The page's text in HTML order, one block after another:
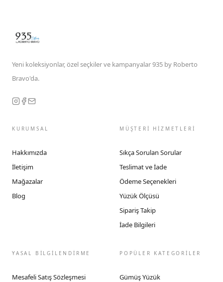
Yeni koleksiyonlar, özel seçkiler ve kampanyalar 935 by Roberto
Bravo'da.
KURUMSAL
Hakkımızda
İletişim
Mağazalar
Blog
MÜŞTERİ HİZMETLERİ
Sıkça Sorulan Sorular
Teslimat ve İade
Ödeme Seçenekleri
Yüzük Ölçüsü
Sipariş Takip
İade Bilgileri
YASAL BİLGİLENDİRME
Mesafeli Satış Sözleşmesi
POPÜLER KATEGORİLER
Gümüş Yüzük